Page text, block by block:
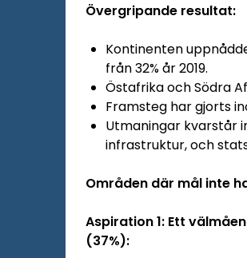
Övergripande resultat:
Kontinenten
från 32% år 2019.
Östafrika och Södra
Framsteg har gjorts
Utmaningar kvarstår
infrastruktur, och
Områden där mål inte
Aspiration 1: Ett
(37%):